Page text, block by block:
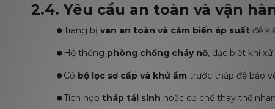
2.4. Yêu cầu an toàn và vận
⏺️Trang bị van an toàn và cảm biến áp suất để
⏺️Hệ thống phòng chống cháy nổ, đặc biệt khi xử
⏺️Có bộ lọc sơ cấp và khử ẩm trước tháp để bảo
⏺️Tích hợp tháp tái sinh hoặc cơ chế thay thế